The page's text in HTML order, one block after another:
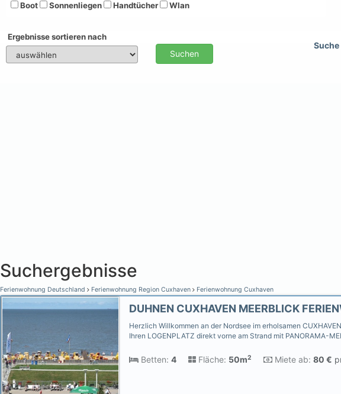
Boot
Sonnenliegen Handtücher Wlan
Ergebnisse sortieren nach
Suchen
Suchergebnisse
Ferienwohnung Deutschland Ferienwohnung Region Cuxhaven Ferienwohnung Cuxhaven
Herzlich Willkommen an der Nordsee im erholsamen
Ihren LOGENPLATZ direkt vorne am Strand mit PANORAMA-
Betten: 4 Fläche: 50m2 Miete ab: 80 €